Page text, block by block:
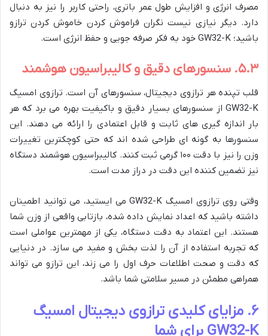
مصرف انرژی و افزایش طول عمر باتری، راحتی کاربر را نیز به دنبال
دارد. دیگر نیازی نیست نگران فراموش کردن خاموش کردن ترازو
باشید؛ GW32-K خود به فکر صرفه جویی و حفظ انرژی است.
۵.۳. سنسورهای دقیق و کالیبراسیون هوشمند
قلب تپنده هر ترازوی دیجیتال، سنسورهای آن است. ترازوی امسیگ
GW32-K از سنسورهای بسیار دقیق و باکیفیت بهره می برد که هر
بار اندازه گیری های ثابت و قابل اعتمادی را ارائه می دهند. این
سنسورها به گونه ای طراحی شده اند که حتی کوچکترین تغییرات
وزن را نیز با دقت ۱۰۰ گرمی ثبت کنند. کالیبراسیون هوشمند دستگاه
نیز تضمین کننده این دقت در دراز مدت است.
وقتی روی ترازوی امسیگ GW32-K می ایستید، می توانید اطمینان
داشته باشید که اعداد نمایش داده شده، بازتابی واقعی از وزن شما
هستند. این اعتماد به دقت دستگاه، یکی از مهمترین عواملی است
که تجربه استفاده از آن را لذت بخش و مفید می سازد. در دنیایی
که دقت و صحت اطلاعات حرف اول را می زند، این ترازو می تواند
همراهی مطمئن در مسیر سلامتی شما باشد.
۶. مزایای کلیدی ترازوی دیجیتال امسیگ
GW32-K برای شما